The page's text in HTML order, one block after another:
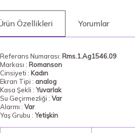
Özellikleri Yorumlar
Referans Numarası: Rms.1.Ag1546.09
Markası : Romanson
Cinsiyeti : Kadın
Ekran Tipi : analog
Kasa Şekli : Yuvarlak
Su Geçirmezliği : Var
Alarmı : Var
Yaş Grubu : Yetişkin